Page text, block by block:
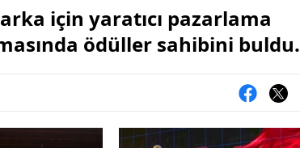
için yaratıcı pazarlama
ödüller sahibini buldu.